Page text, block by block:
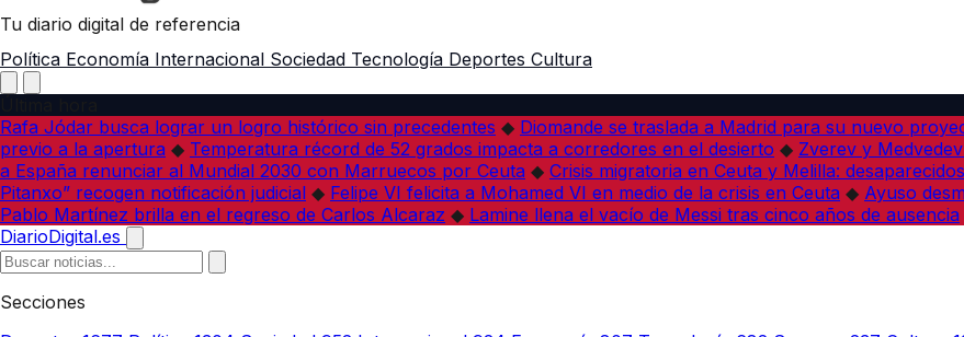
Tu diario digital de referencia
Política Economía Internacional Sociedad Tecnología Deportes Cultura
Rafa Jódar busca lograr un logro histórico sin precedentes ◆ Diomande se traslada a Madrid para su nuevo
previo a la apertura ◆ Temperatura récord de 52 grados impacta a corredores en el desierto ◆ Zverev y
a España renunciar al Mundial 2030 con Marruecos por Ceuta ◆ Crisis migratoria en Ceuta y Melilla:
Pitanxo” recogen notificación judicial ◆ Felipe VI felicita a Mohamed VI en medio de la crisis en Ceuta ◆ Ayuso
Pablo Martínez brilla en el regreso de Carlos Alcaraz ◆ Lamine llena el vacío de Messi tras cinco años de ausencia
DiarioDigital.es
Secciones